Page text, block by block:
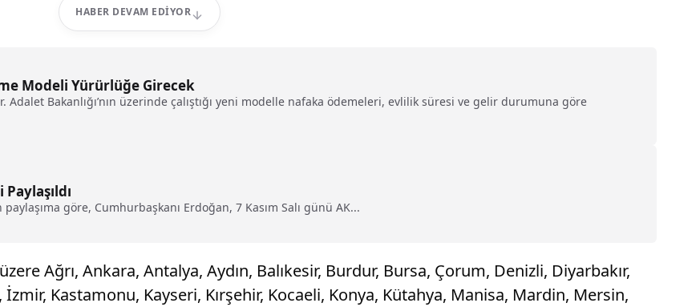
HABER DEVAM EDIYOR
Modeli Yürürlüğe Girecek
Adalet Bakanlığı’nın üzerinde çalıştığı yeni modelle nafaka ödemeleri, evlilik süresi ve gelir durumuna göre
göre, Cumhurbaşkanı Erdoğan, 7 Kasım Salı günü AK...
Ağrı, Ankara, Antalya, Aydın, Balıkesir, Burdur, Bursa, Çorum, Denizli, Diyarbakır,
Kastamonu, Kayseri, Kırşehir, Kocaeli, Konya, Kütahya, Manisa, Mardin, Mersin,